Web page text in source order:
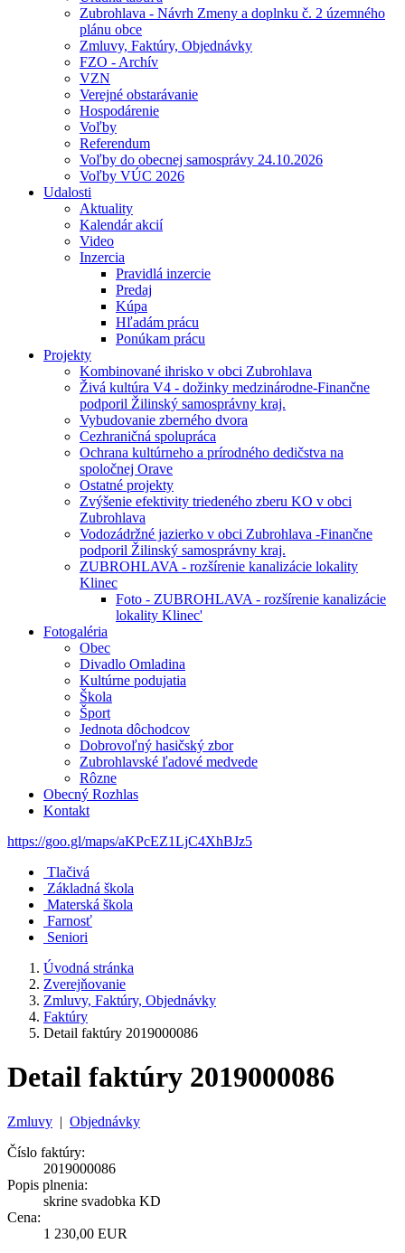
Zubrohlava - Návrh Zmeny a doplnku č. 2 územného
plánu obce
Zmluvy, Faktúry, Objednávky
FZO - Archív
VZN
Verejné obstarávanie
Hospodárenie
Voľby
Referendum
Voľby do obecnej samosprávy 24.10.2026
Voľby VÚC 2026
Udalosti
Aktuality
Kalendár akcií
Video
Inzercia
Pravidlá inzercie
Predaj
Kúpa
Hľadám prácu
Ponúkam prácu
Projekty
Kombinované ihrisko v obci Zubrohlava
Živá kultúra V4 - dožinky medzinárodne-Finančne
podporil Žilinský samosprávny kraj.
Vybudovanie zberného dvora
Cezhraničná spolupráca
Ochrana kultúrneho a prírodného dedičstva na
spoločnej Orave
Ostatné projekty
Zvýšenie efektivity triedeného zberu KO v obci
Zubrohlava
Vodozádržné jazierko v obci Zubrohlava -Finančne
podporil Žilinský samosprávny kraj.
ZUBROHLAVA - rozšírenie kanalizácie lokality
Klinec
Foto - ZUBROHLAVA - rozšírenie kanalizácie
lokality Klinec'
Fotogaléria
Obec
Divadlo Omladina
Kultúrne podujatia
Škola
Šport
Jednota dôchodcov
Dobrovoľný hasičský zbor
Zubrohlavské ľadové medvede
Rôzne
Obecný Rozhlas
Kontakt
https://goo.gl/maps/aKPcEZ1LjC4XhBJz5
Tlačivá
Základná škola
Materská škola
Farnosť
Seniori
Úvodná stránka
Zverejňovanie
Zmluvy, Faktúry, Objednávky
Faktúry
Detail faktúry 2019000086
Detail faktúry 2019000086
Zmluvy | Objednávky
Číslo faktúry:
2019000086
Popis plnenia:
skrine svadobka KD
Cena:
1 230,00 EUR